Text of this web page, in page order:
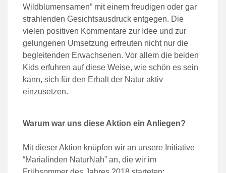
Wildblumensamen” mit einem freudigen oder gar
strahlenden Gesichtsausdruck entgegen. Die
vielen positiven Kommentare zur Idee und zur
gelungenen Umsetzung erfreuten nicht nur die
begleitenden Erwachsenen. Vor allem die beiden
Kids erfuhren auf diese Weise, wie schön es sein
kann, sich für den Erhalt der Natur aktiv
einzusetzen.
Warum war uns diese Aktion ein Anliegen?
Mit dieser Aktion knüpfen wir an unsere Initiative
“Marialinden NaturNah” an, die wir im